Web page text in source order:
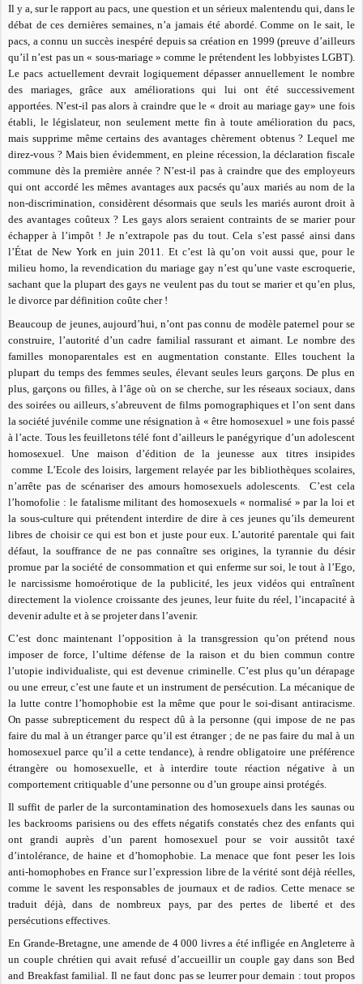
Il y a, sur le rapport au pacs, une question et un sérieux malentendu qui, dans le
débat de ces dernières semaines, n’a jamais été abordé. Comme on le sait, le
pacs, a connu un succès inespéré depuis sa création en 1999 (preuve d’ailleurs
qu’il n’est pas un « sous-mariage » comme le prétendent les lobbyistes LGBT).
Le pacs actuellement devrait logiquement dépasser annuellement le nombre
des mariages, grâce aux améliorations qui lui ont été successivement
apportées. N’est-il pas alors à craindre que le « droit au mariage gay» une fois
établi, le législateur, non seulement mette fin à toute amélioration du pacs,
mais supprime même certains des avantages chèrement obtenus ? Lequel me
direz-vous ? Mais bien évidemment, en pleine récession, la déclaration fiscale
commune dès la première année ? N’est-il pas à craindre que des employeurs
qui ont accordé les mêmes avantages aux pacsés qu’aux mariés au nom de la
non-discrimination, considèrent désormais que seuls les mariés auront droit à
des avantages coûteux ? Les gays alors seraient contraints de se marier pour
échapper à l’impôt ! Je n’extrapole pas du tout. Cela s’est passé ainsi dans
l’État de New York en juin 2011. Et c’est là qu’on voit aussi que, pour le
milieu homo, la revendication du mariage gay n’est qu’une vaste escroquerie,
sachant que la plupart des gays ne veulent pas du tout se marier et qu’en plus,
le divorce par définition coûte cher !
Beaucoup de jeunes, aujourd’hui, n’ont pas connu de modèle paternel pour se
construire, l’autorité d’un cadre familial rassurant et aimant. Le nombre des
familles monoparentales est en augmentation constante. Elles touchent la
plupart du temps des femmes seules, élevant seules leurs garçons. De plus en
plus, garçons ou filles, à l’âge où on se cherche, sur les réseaux sociaux, dans
des soirées ou ailleurs, s’abreuvent de films pornographiques et l’on sent dans
la société juvénile comme une résignation à « être homosexuel » une fois passé
à l’acte. Tous les feuilletons télé font d’ailleurs le panégyrique d’un adolescent
homosexuel. Une maison d’édition de la jeunesse aux titres insipides
comme L’Ecole des loisirs, largement relayée par les bibliothèques scolaires,
n’arrête pas de scénariser des amours homosexuels adolescents. C’est cela
l’homofolie : le fatalisme militant des homosexuels « normalisé » par la loi et
la sous-culture qui prétendent interdire de dire à ces jeunes qu’ils demeurent
libres de choisir ce qui est bon et juste pour eux. L’autorité parentale qui fait
défaut, la souffrance de ne pas connaître ses origines, la tyrannie du désir
promue par la société de consommation et qui enferme sur soi, le tout à l’Ego,
le narcissisme homoérotique de la publicité, les jeux vidéos qui entraînent
directement la violence croissante des jeunes, leur fuite du réel, l’incapacité à
devenir adulte et à se projeter dans l’avenir.
C’est donc maintenant l’opposition à la transgression qu’on prétend nous
imposer de force, l’ultime défense de la raison et du bien commun contre
l’utopie individualiste, qui est devenue criminelle. C’est plus qu’un dérapage
ou une erreur, c’est une faute et un instrument de persécution. La mécanique de
la lutte contre l’homophobie est la même que pour le soi-disant antiracisme.
On passe subrepticement du respect dû à la personne (qui impose de ne pas
faire du mal à un étranger parce qu’il est étranger ; de ne pas faire du mal à un
homosexuel parce qu’il a cette tendance), à rendre obligatoire une préférence
étrangère ou homosexuelle, et à interdire toute réaction négative à un
comportement critiquable d’une personne ou d’un groupe ainsi protégés.
Il suffit de parler de la surcontamination des homosexuels dans les saunas ou
les backrooms parisiens ou des effets négatifs constatés chez des enfants qui
ont grandi auprès d’un parent homosexuel pour se voir aussitôt taxé
d’intolérance, de haine et d’homophobie. La menace que font peser les lois
anti-homophobes en France sur l’expression libre de la vérité sont déjà réelles,
comme le savent les responsables de journaux et de radios. Cette menace se
traduit déjà, dans de nombreux pays, par des pertes de liberté et des
persécutions effectives.
En Grande-Bretagne, une amende de 4 000 livres a été infligée en Angleterre à
un couple chrétien qui avait refusé d’accueillir un couple gay dans son Bed
and Breakfast familial. Il ne faut donc pas se leurrer pour demain : tout propos